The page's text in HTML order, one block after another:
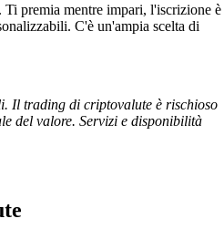
Ti premia mentre impari, l'iscrizione è
C'è un'ampia scelta di
Il trading di criptovalute è rischioso
del valore. Servizi e disponibilità